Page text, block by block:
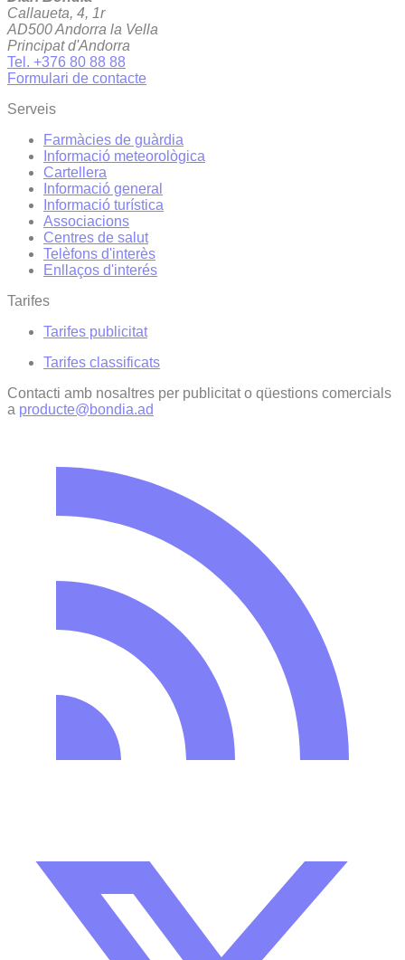
Callaueta, 4, 1r
AD500 Andorra la Vella
Principat d'Andorra
Tel. +376 80 88 88
Formulari de contacte
Serveis
Farmàcies de guàrdia
Informació meteorològica
Cartellera
Informació general
Informació turística
Associacions
Centres de salut
Telèfons d'interès
Enllaços d'interés
Tarifes
Tarifes publicitat
Tarifes classificats
Contacti amb nosaltres per publicitat o qüestions comercials
a producte@bondia.ad